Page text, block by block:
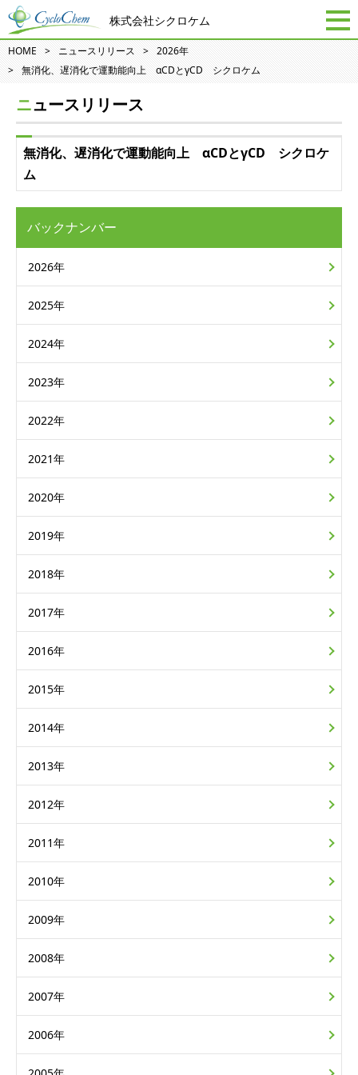
株式会社シクロケム
HOME ニュースリリース
2026年
無消化、遅消化で運動能向上 αCDとγCD シクロケム
ニュースリリース
無消化、遅消化で運動能向上 αCDとγCD シクロケ
ム
バックナンバー
2026年
2025年
2024年
2023年
2022年
2021年
2020年
2019年
2018年
2017年
2016年
2015年
2014年
2013年
2012年
2011年
2010年
2009年
2008年
2007年
2006年